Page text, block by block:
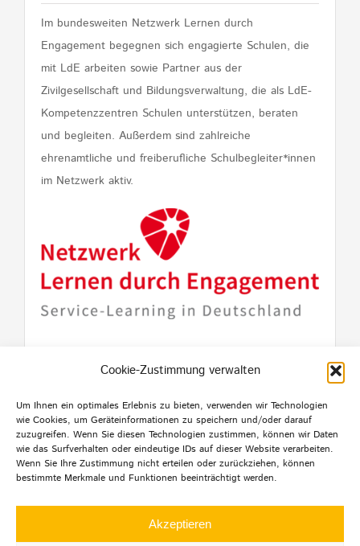
Cookie-Zustimmung verwalten
Um Ihnen ein optimales Erlebnis zu bieten, verwenden wir Technologien
wie Cookies, um Geräteinformationen zu speichern und/oder darauf
zuzugreifen. Wenn Sie diesen Technologien zustimmen, können wir Daten
wie das Surfverhalten oder eindeutige IDs auf dieser Website verarbeiten.
Wenn Sie Ihre Zustimmung nicht erteilen oder zurückziehen, können
bestimmte Merkmale und Funktionen beeinträchtigt werden.
Akzeptieren
Im bundesweiten Netzwerk Lernen durch
Engagement begegnen sich engagierte Schulen, die
mit LdE arbeiten sowie Partner aus der
Zivilgesellschaft und Bildungsverwaltung, die als LdE-
Kompetenzzentren Schulen unterstützen, beraten
und begleiten. Außerdem sind zahlreiche
ehrenamtliche und freiberufliche Schulbegleiter*innen
im Netzwerk aktiv.
Rechte